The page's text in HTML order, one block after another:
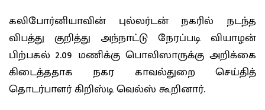
கலிபோர்னியாவின் புல்லர்டன் நகரில் நடந்த
விபத்து குறித்து அந்நாட்டு நேரப்படி வியாழன்
பிற்பகல் 2.09 மணிக்கு பொலிஸாருக்கு அறிக்கை
கிடைத்ததாக நகர காவல்துறை செய்தித்
தொடர்பாளர் கிறிஸ்டி வெல்ஸ் கூறினார்.